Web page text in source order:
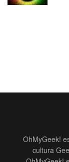
OhMyGeek!
cultura